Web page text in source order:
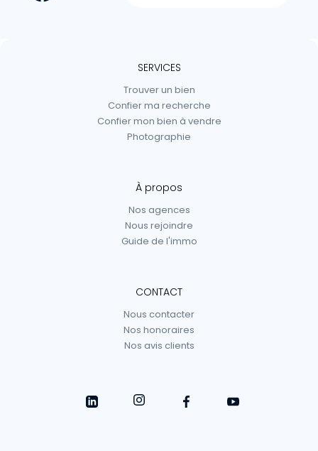
SERVICES
Trouver un bien
Confier ma recherche
Confier mon bien à vendre
Photographie
À propos
Nos agences
Nous rejoindre
Guide de l'immo
CONTACT
Nous contacter
Nos honoraires
Nos avis clients